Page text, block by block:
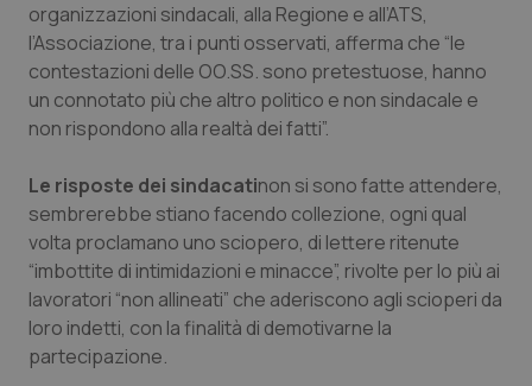
Valle D’Aosta
Veneto
Oncodermatologia
Oncoematologia
Psoriasi & pelle
Quotidiano Cardiologia
Quotidiano Chirurgia
organizzazioni sindacali, alla Regione e all’ATS,
l’Associazione, tra i punti osservati, afferma che “le
contestazioni delle OO.SS. sono pretestuose, hanno
un connotato più che altro politico e non sindacale e
non rispondono alla realtà dei fatti”.
Le risposte dei sindacatinon si sono fatte attendere,
sembrerebbe stiano facendo collezione, ogni qual
volta proclamano uno sciopero, di lettere ritenute
“imbottite di intimidazioni e minacce”, rivolte per lo più ai
lavoratori “non allineati” che aderiscono agli scioperi da
loro indetti, con la finalità di demotivarne la
partecipazione.